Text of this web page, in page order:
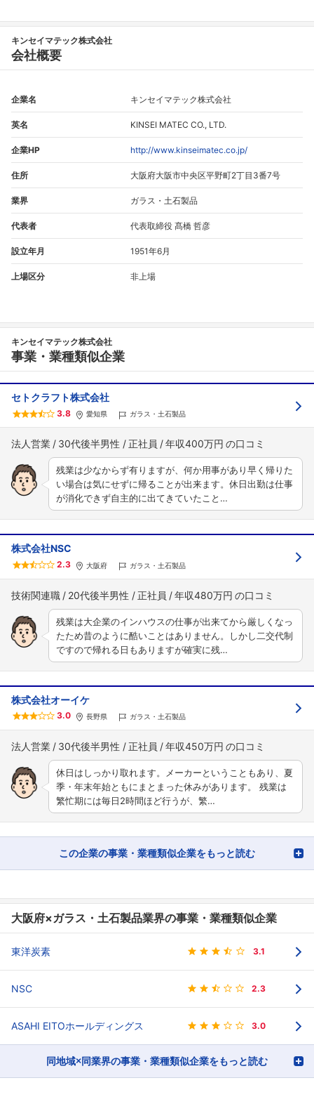
こちらの企業もフォローしませんか？
キンセイマテック株式会社
会社概要
企業名 キンセイマテック株式会社
英名 KINSEI MATEC CO., LTD.
企業HP http://www.kinseimatec.co.jp/
住所 大阪府大阪市中央区平野町2丁目3番7号
業界 ガラス・土石製品
代表者 代表取締役 髙橋 哲彦
設立年月 1951年6月
上場区分 非上場
キンセイマテック株式会社
事業・業種類似企業
セトクラフト株式会社
3.8 愛知県 ガラス・土石製品
法人営業 30代後半男性 正社員 年収400万円
残業は少なからず有りますが、何か用事があり早く帰りた
い場合は気にせずに帰ることが出来ます。休日出勤は仕事
が消化できず自主的に出てきていたこと…
株式会社NSC
2.3 大阪府 ガラス・土石製品
技術関連職 20代後半男性 正社員 年収480万円
残業は大企業のインハウスの仕事が出来てから厳しくなっ
たため昔のように酷いことはありません。しかし二交代制
ですので帰れる日もありますが確実に残…
株式会社オーイケ
3.0 長野県 ガラス・土石製品
法人営業 30代後半男性 正社員 年収450万円
休日はしっかり取れます。メーカーということもあり、夏
季・年末年始ともにまとまった休みがあります。 残業は
繁忙期には毎日2時間ほど行うが、繁…
この企業の事業・業種類似企業をもっと読む
大阪府×ガラス・土石製品業界の事業・業種類似企業
東洋炭素 3.1
NSC 2.3
ASAHI EITOホールディングス 3.0
同地域×同業界の事業・業種類似企業をもっと読む